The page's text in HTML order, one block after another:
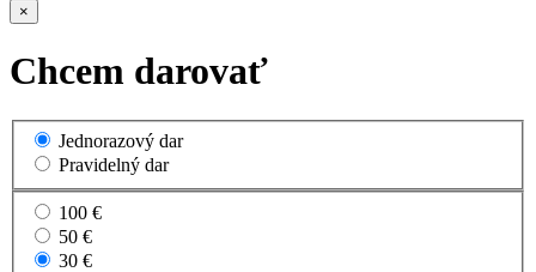
×
Chcem darovať
Jednorazový dar
Pravidelný dar
100 €
50 €
30 €